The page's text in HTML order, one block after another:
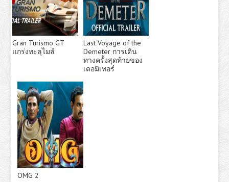
Gran Turismo GT
แกร่งทะลุไมล์
Last Voyage of the
Demeter การเดิน
ทางครั้งสุดท้ายของ
เดอมิเทอร์
OMG 2